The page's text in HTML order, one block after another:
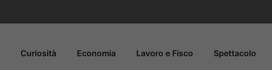
Curiosità Economia Lavoro e Fisco Spettacolo